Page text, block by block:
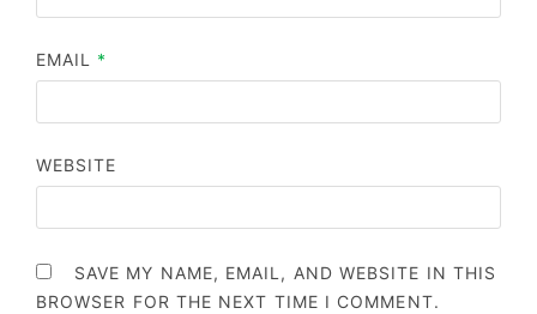
EMAIL *
WEBSITE
SAVE MY NAME, EMAIL, AND WEBSITE IN THIS
BROWSER FOR THE NEXT TIME I COMMENT.